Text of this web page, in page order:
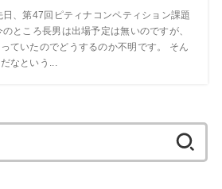
、第47回ピティナコンペティション課題
ところ長男は出場予定は無いのですが、
ていたのでどうするのか不明です。 そん
なという...
索: